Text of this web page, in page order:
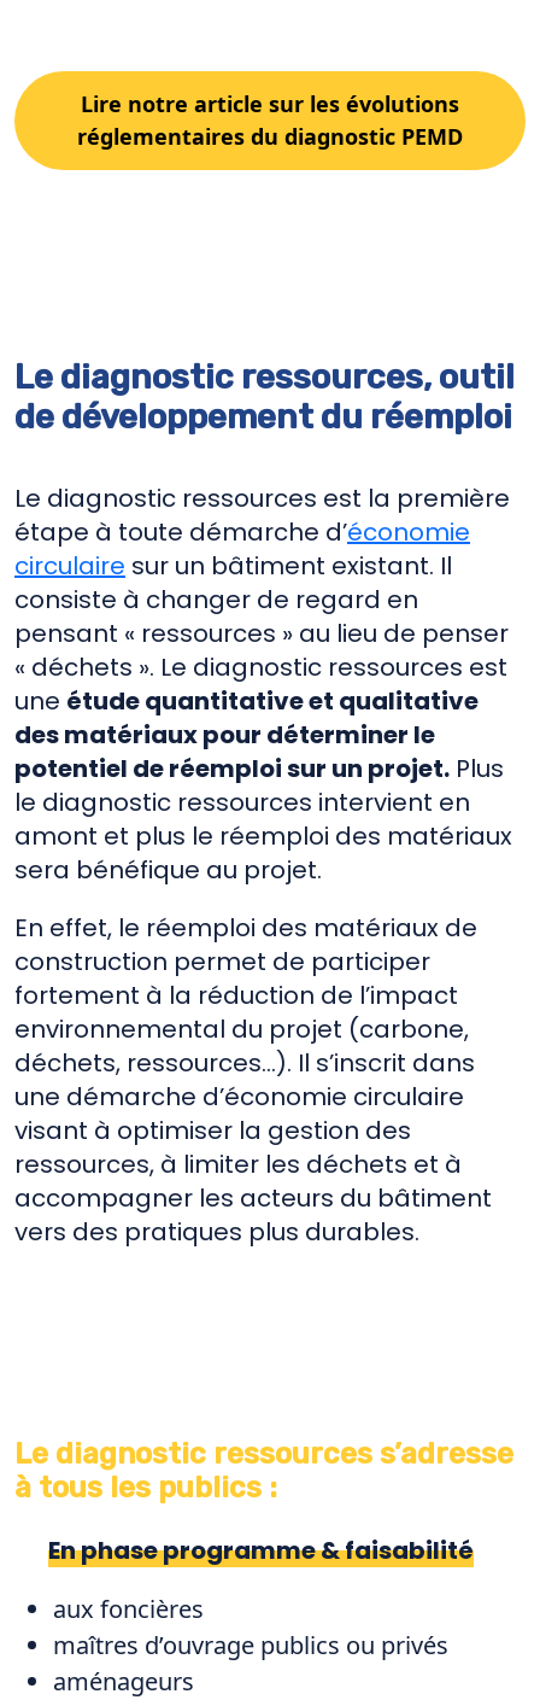
Lire notre article sur les évolutions
réglementaires du diagnostic PEMD
Le diagnostic ressources, outil
de développement du réemploi
Le diagnostic ressources est la première
étape à toute démarche d’économie
circulaire sur un bâtiment existant. Il
consiste à changer de regard en
pensant « ressources » au lieu de penser
« déchets ». Le diagnostic ressources est
une étude quantitative et qualitative
des matériaux pour déterminer le
potentiel de réemploi sur un projet. Plus
le diagnostic ressources intervient en
amont et plus le réemploi des matériaux
sera bénéfique au projet.
En effet, le réemploi des matériaux de
construction permet de participer
fortement à la réduction de l’impact
environnemental du projet (carbone,
déchets, ressources…). Il s’inscrit dans
une démarche d’économie circulaire
visant à optimiser la gestion des
ressources, à limiter les déchets et à
accompagner les acteurs du bâtiment
vers des pratiques plus durables.
Le diagnostic ressources s’adresse
à tous les publics :
En phase programme & faisabilité
aux foncières
maîtres d’ouvrage publics ou privés
aménageurs